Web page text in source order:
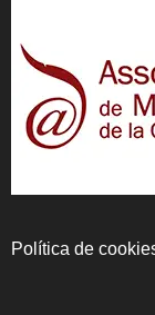
Política de